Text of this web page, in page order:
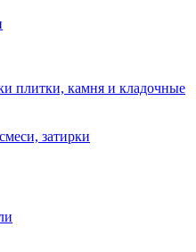
плитки, камня и кладочные
затирки